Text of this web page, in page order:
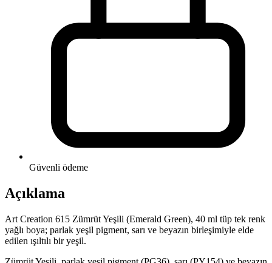
Güvenli ödeme
Açıklama
Art Creation 615 Zümrüt Yeşili (Emerald Green), 40 ml tüp tek renk
yağlı boya; parlak yeşil pigment, sarı ve beyazın birleşimiyle elde
edilen ışıltılı bir yeşil.